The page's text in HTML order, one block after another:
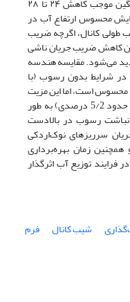
رسوبات در بالادست سرریز به طور میانگین موجب کاهش ۲۴ تا ۲۸
محسوس ارتفاع آب در
کانال، اگرچه ضریب
کاهش ضریب جریان ناشی
می‌شود. مقایسه هندسه
در شرایط بدون رسوب (با
محسوس است، اما این مزیت
در شرایط انباشت رسوب (با افزایش تنها حدود 5/2 درصدی) به طور
رسوب در بالادست
سرریزهای نوک‌اردکی
زمان بهره‌برداری
توزیع آب اثرگذار
شیب کانال فرم